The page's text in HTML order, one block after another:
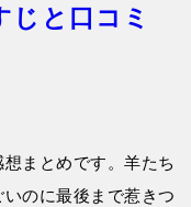
じと口コミ
まとめです。羊たち
のに最後まで惹きつ